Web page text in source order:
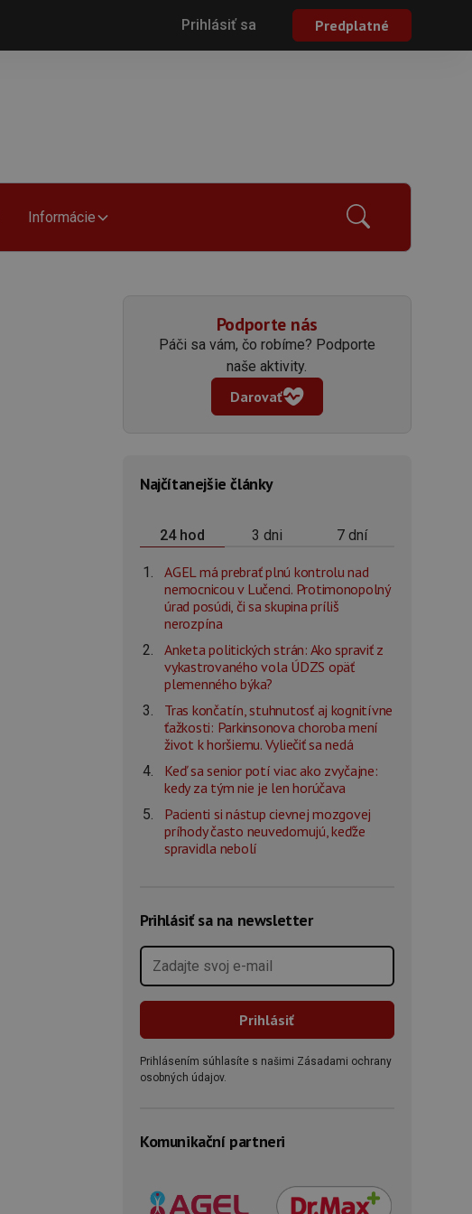
Prihlásiť sa Predplatné
Informácie
Podporte nás
Páči sa vám, čo robíme? Podporte
naše aktivity.
Darovať
Najčítanejšie články
24 hod 3 dni 7 dní
AGEL má prebrať plnú kontrolu nad
nemocnicou v Lučenci. Protimonopolný
úrad posúdi, či sa skupina príliš
nerozpína
Anketa politických strán: Ako spraviť z
vykastrovaného vola ÚDZS opäť
plemenného býka?
Tras končatín, stuhnutosť aj kognitívne
ťažkosti: Parkinsonova choroba mení
život k horšiemu. Vyliečiť sa nedá
Keď sa senior potí viac ako zvyčajne:
kedy za tým nie je len horúčava
Pacienti si nástup cievnej mozgovej
príhody často neuvedomujú, keďže
spravidla nebolí
Prihlásiť sa na newsletter
Prihlásením súhlasíte s našimi Zásadami ochrany
osobných údajov.
Komunikační partneri